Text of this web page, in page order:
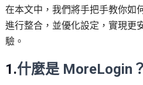
在本文中，我們將手把手教你如
進行整合，並優化設定，實現更
驗。
1.什麼是 MoreLogin？